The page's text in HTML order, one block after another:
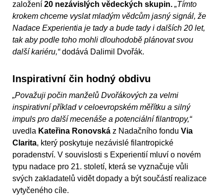
založení 20 nezávislých vědeckých skupin. „Tímto
krokem chceme vyslat mladým vědcům jasný signál, že
Nadace Experientia je tady a bude tady i dalších 20 let,
tak aby podle toho mohli dlouhodobě plánovat svou
další kariéru,“dodává Dalimil Dvořák.
Inspirativní čin hodný obdivu
„Považuji počin manželů Dvořákových za velmi
inspirativní příklad v celoevropském měřítku a silný
impuls pro další mecenáše a potenciální filantropy,“
uvedla Kateřina Ronovská z Nadačního fondu Via
Clarita, který poskytuje nezávislé filantropické
poradenství. V souvislosti s Experientií mluví o novém
typu nadace pro 21. století, která se vyznačuje vůli
svých zakladatelů vidět dopady a být součástí realizace
vytyčeného cíle.